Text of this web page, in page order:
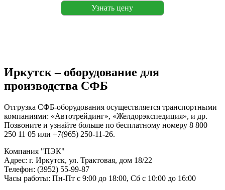
Узнать цену
Иркутск – оборудование для
производства СФБ
Отгрузка СФБ-оборудования осуществляется транспортными
компаниями: «Автотрейдинг», «Желдорэкспедиция», и др.
Позвоните и узнайте больше по бесплатному номеру 8 800
250 11 05 или +7(965) 250-11-26.
Компания "ПЭК"
Адрес: г. Иркутск, ул. Трактовая, дом 18/22
Телефон: (3952) 55-99-87
Часы работы: Пн-Пт с 9:00 до 18:00, Сб с 10:00 до 16:00